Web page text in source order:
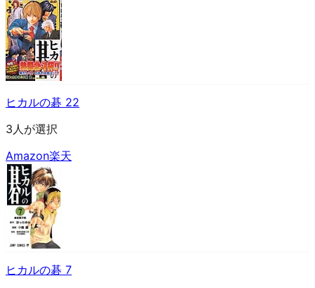
ヒカルの碁 22
3人が選択
Amazon楽天
ヒカルの碁 7